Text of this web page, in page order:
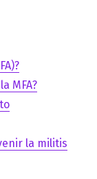
MFA?
la militis